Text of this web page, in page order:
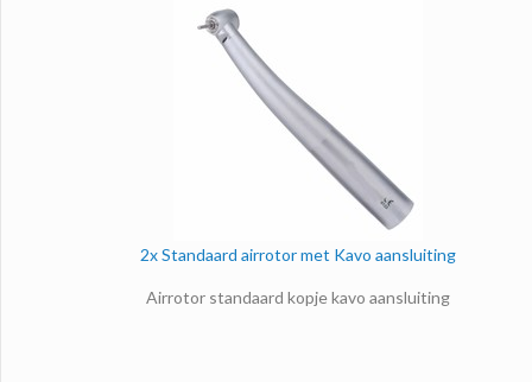
2x Standaard airrotor met Kavo aansluiting
Airrotor standaard kopje kavo aansluiting